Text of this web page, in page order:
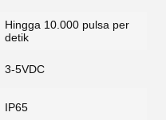
Hingga 10.000 pulsa per
detik
3-5VDC
IP65